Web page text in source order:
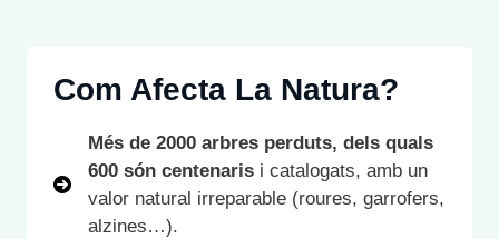
Com Afecta La Natura?
Més de 2000 arbres perduts, dels quals
600 són centenaris i catalogats, amb un
valor natural irreparable (roures, garrofers,
alzines…).